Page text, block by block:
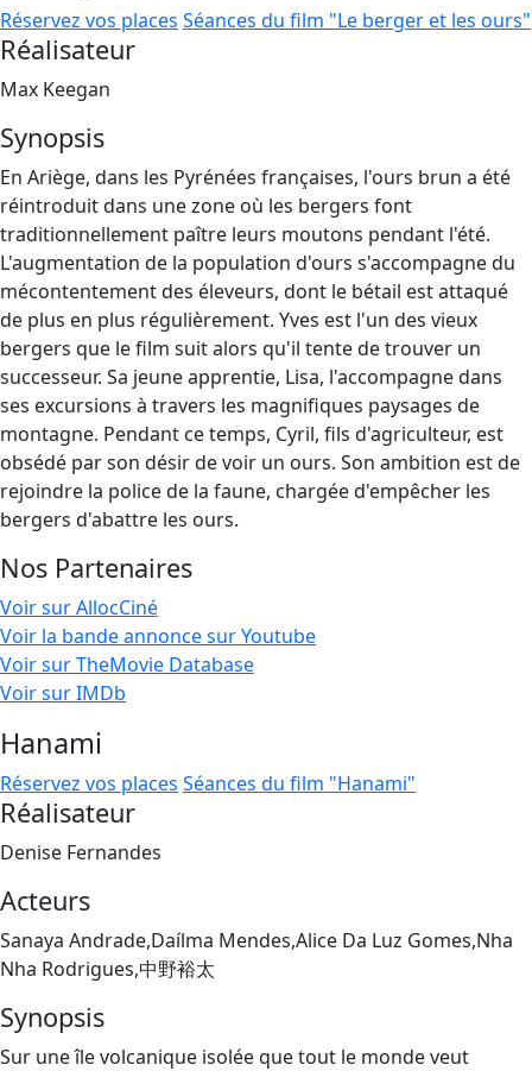
Réservez vos places Séances du film "Le berger et les ours"
Réalisateur
Max Keegan
Synopsis
En Ariège, dans les Pyrénées françaises, l'ours brun a été
réintroduit dans une zone où les bergers font
traditionnellement paître leurs moutons pendant l'été.
L'augmentation de la population d'ours s'accompagne du
mécontentement des éleveurs, dont le bétail est attaqué
de plus en plus régulièrement. Yves est l'un des vieux
bergers que le film suit alors qu'il tente de trouver un
successeur. Sa jeune apprentie, Lisa, l'accompagne dans
ses excursions à travers les magnifiques paysages de
montagne. Pendant ce temps, Cyril, fils d'agriculteur, est
obsédé par son désir de voir un ours. Son ambition est de
rejoindre la police de la faune, chargée d'empêcher les
bergers d'abattre les ours.
Nos Partenaires
Voir sur AllocCiné
Voir la bande annonce sur Youtube
Voir sur TheMovie Database
Voir sur IMDb
Hanami
Réservez vos places Séances du film "Hanami"
Réalisateur
Denise Fernandes
Acteurs
Sanaya Andrade,Daílma Mendes,Alice Da Luz Gomes,Nha
Nha Rodrigues,中野裕太
Synopsis
Sur une île volcanique isolée que tout le monde veut